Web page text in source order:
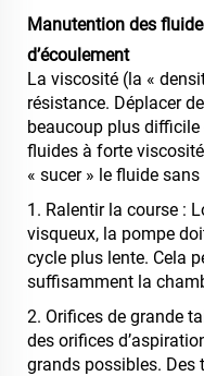
Manutention des
d’écoulement
La viscosité (la «
résistance. Déplacer
beaucoup plus difficile
fluides à forte
« sucer » le fluide
1. Ralentir la course :
visqueux, la pompe
cycle plus lente. Cela
suffisamment la
2. Orifices de grande
des orifices
grands possibles. Des